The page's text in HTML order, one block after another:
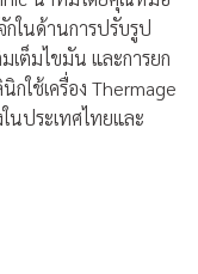
ในด้านการปรับรูป
เต็มไขมัน และการยก
ใช้เครื่อง Thermage
นประเทศไทยและ